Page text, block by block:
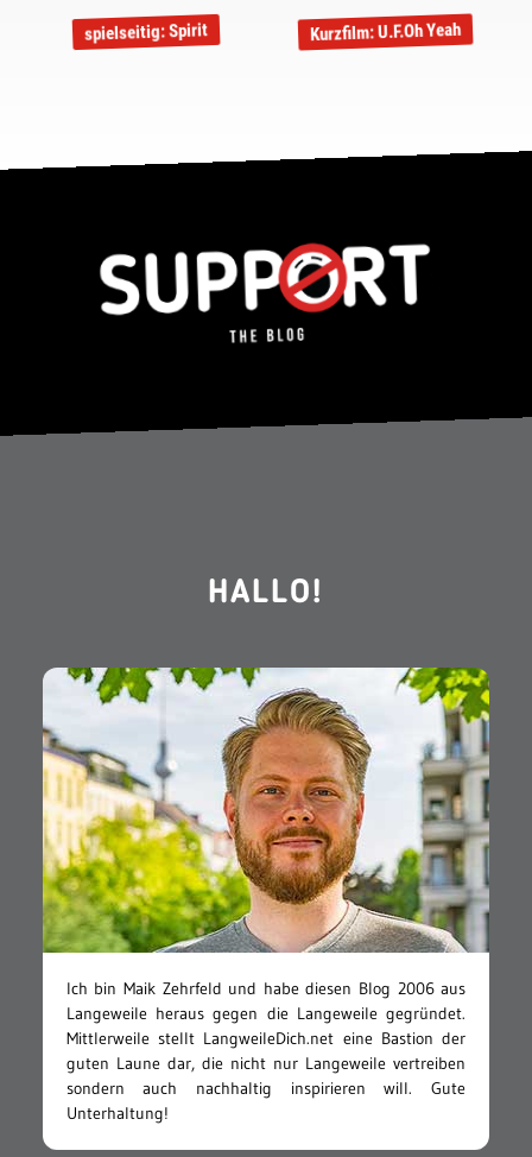
spielseitig: Spirit Kurzfilm: U.F.Oh Yeah
HALLO!
Ich bin Maik Zehrfeld und habe diesen Blog 2006 aus
Langeweile heraus gegen die Langeweile gegründet.
Mittlerweile stellt LangweileDich.net eine Bastion der
guten Laune dar, die nicht nur Langeweile vertreiben
sondern auch nachhaltig inspirieren will. Gute
Unterhaltung!